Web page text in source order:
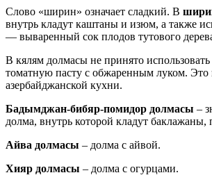
Слово «ширин» означает сладкий. В
внутрь кладут каштаны и изюм, а также
— вываренный сок плодов тутового
В кялям долмасы не принято
томатную пасту с обжаренным луком. Это
азербайджанской кухни.
Бадымджан-бибяр-помидор долмасы –
долма, внутрь которой кладут
Айва долмасы – долма с айвой.
Хияр долмасы – долма с огурцами.